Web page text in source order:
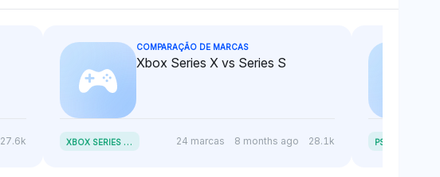
27.6k
COMPARAÇÃO DE MARCAS
Xbox Series X vs Series S
X
BOX SERIES X VS SERIES S 24 marcas 8 months ago 28.1k PS4 VS PS5